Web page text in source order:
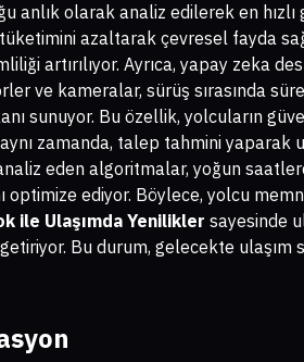
anlık olarak analiz edilerek en
azaltarak çevresel fayda
artırılıyor. Ayrıca, yapay zeka
ve kameralar, sürüş sırasında
sunuyor. Bu özellik, yolcuların
zamanda, talep tahmini yaparak
eden algoritmalar, yoğun
optimize ediyor. Böylece, yolcu
ile Ulaşımda Yenilikler sayesinde
Bu durum, gelecekte ulaşım